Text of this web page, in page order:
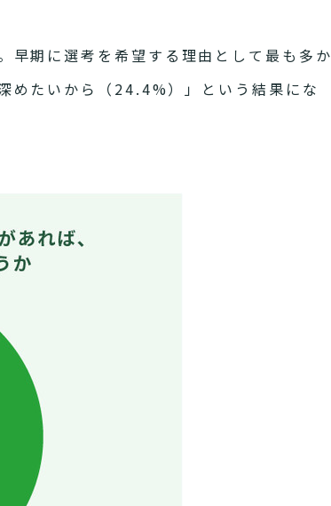
期に選考を希望する理由として最も多か
めたいから（24.4%）」という結果にな